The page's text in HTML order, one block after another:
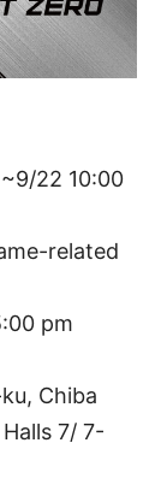
22 10:00
related
pm
Chiba
7/ 7-